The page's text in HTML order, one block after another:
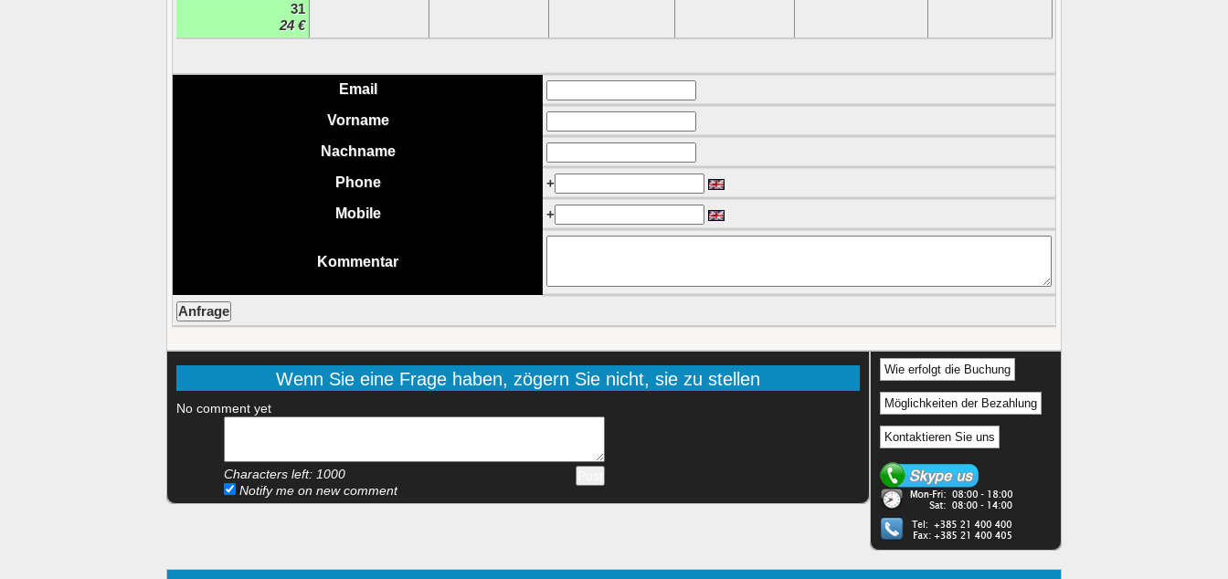
31
24 €
Email
Vorname
Nachname
Phone
+
Mobile
+
Kommentar
Wenn Sie eine Frage haben, zögern Sie nicht, sie zu stellen
No comment yet
Characters left: 1000
Notify me on new comment
Wie erfolgt die Buchung
Möglichkeiten der Bezahlung
Kontaktieren Sie uns